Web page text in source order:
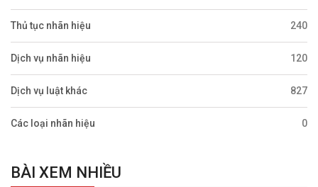
Thủ tục nhãn hiệu 240
Dịch vụ nhãn hiệu 120
Dịch vụ luật khác 827
Các loại nhãn hiệu 0
BÀI XEM NHIỀU